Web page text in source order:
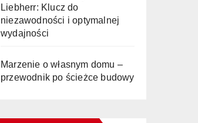
Liebherr: Klucz do
niezawodności i optymalnej
wydajności
Marzenie o własnym domu –
przewodnik po ścieżce budowy